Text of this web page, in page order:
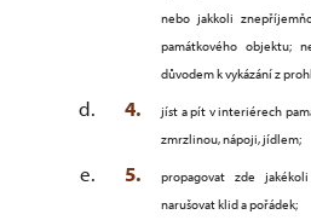
nebo jakkoli
památkového objektu;
důvodem k vykázání z
jíst a pít v interiérech
zmrzlinou, nápoji, jídlem;
propagovat zde
narušovat klid a pořádek;